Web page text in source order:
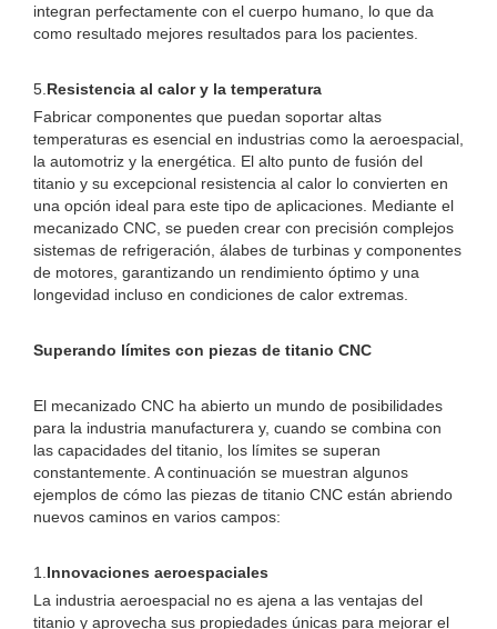
integran perfectamente con el cuerpo humano, lo que da
como resultado mejores resultados para los pacientes.
5. Resistencia al calor y la temperatura
Fabricar componentes que puedan soportar altas
temperaturas es esencial en industrias como la aeroespacial,
la automotriz y la energética. El alto punto de fusión del
titanio y su excepcional resistencia al calor lo convierten en
una opción ideal para este tipo de aplicaciones. Mediante el
mecanizado CNC, se pueden crear con precisión complejos
sistemas de refrigeración, álabes de turbinas y componentes
de motores, garantizando un rendimiento óptimo y una
longevidad incluso en condiciones de calor extremas.
Superando límites con piezas de titanio CNC
El mecanizado CNC ha abierto un mundo de posibilidades
para la industria manufacturera y, cuando se combina con
las capacidades del titanio, los límites se superan
constantemente. A continuación se muestran algunos
ejemplos de cómo las piezas de titanio CNC están abriendo
nuevos caminos en varios campos:
1. Innovaciones aeroespaciales
La industria aeroespacial no es ajena a las ventajas del
titanio y aprovecha sus propiedades únicas para mejorar el